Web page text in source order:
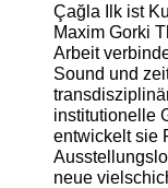
Çağla Ilk ist
Maxim Gorki
Arbeit
Sound und
institutionelle
entwickelt sie
neue